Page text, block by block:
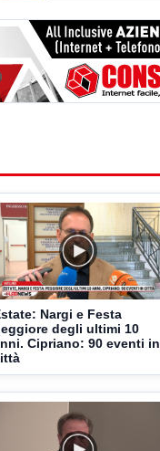
Nargi e Festa
degli ultimi 10
Cipriano: 90 eventi in